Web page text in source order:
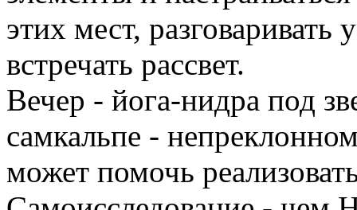
этих мест, разговаривать
встречать рассвет.
Вечер - йога-нидра под
самкальпе -
может помочь